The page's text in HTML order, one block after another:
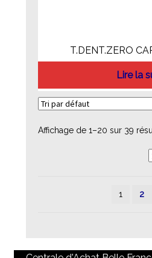
T.DENT.ZERO
Lire la
Affichage de 1–20 sur 39
1 2